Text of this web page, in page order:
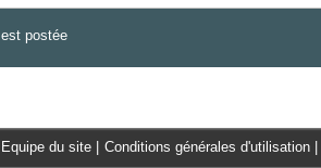
postée
Equipe du site | Conditions générales d'utilisation |